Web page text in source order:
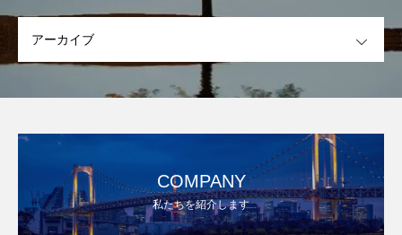
COMPANY
私たちを紹介します